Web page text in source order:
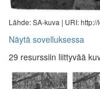
Lähde: SA-kuva | URI:
Näytä sovelluksessa
29 resurssiin liittyvää